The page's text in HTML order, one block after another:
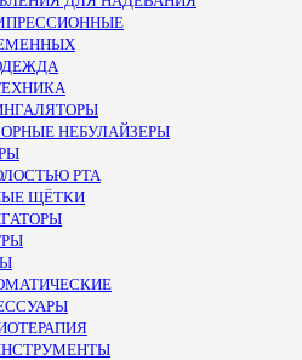
НЕБУЛАЙЗЕРЫ
РТА
ЩЁТКИ